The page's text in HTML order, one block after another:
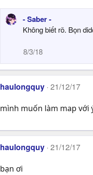
- Saber -
Không biết rõ. Bọn
8/3/18
haulongquy 21/12/17
mình muốn làm map
haulongquy 21/12/17
bạn ơi